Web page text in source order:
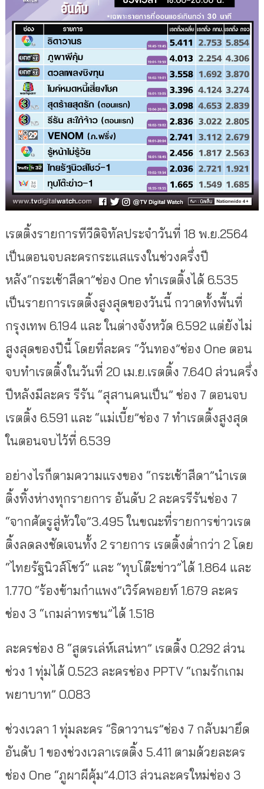
เรตติ้งรายการทีวีดิจิทัลประจำวันที่ 18 พ.ย.2564
เป็นตอนจบละครกระแสแรงในช่วงครึ่งปี
หลัง“กระเช้าสีดา”ช่อง One ทำเรตติ้งได้ 6.535
เป็นรายการเรตติ้งสูงสุดของวันนี้ กวาดทั้งพื้นที่
กรุงเทพ 6.194 และ ในต่างจังหวัด 6.592 แต่ยังไม่
สูงสุดของปีนี้ โดยที่ละคร “วันทอง”ช่อง One ตอน
จบทำเรตติ้งในวันที่ 20 เม.ย.เรตติ้ง 7.640 ส่วนครึ่ง
ปีหลังมีละคร รีรัน “สุสานคนเป็น” ช่อง 7 ตอนจบ
เรตติ้ง 6.591 และ “แม่เบี้ย”ช่อง 7 ทำเรตติ้งสูงสุด
ในตอนจบไว้ที่ 6.539
อย่างไรก็ตามความแรงของ “กระเช้าสีดา”นำเรต
ติ้งทิ้งห่างทุกรายการ อันดับ 2 ละครรีรันช่อง 7
“จากศัตรูสู่หัวใจ”3.495 ในขณะที่รายการข่าวเรต
ติ้งลดลงชัดเจนทั้ง 2 รายการ เรตติ้งต่ำกว่า 2 โดย
“ไทยรัฐนิวส์โชว์” และ “ทุบโต๊ะข่าว”ได้ 1.864 และ
1.770 “ร้องข้ามกำแพง”เวิร์คพอยท์ 1.679 ละคร
ช่อง 3 “เกมล่าทรชน”ได้ 1.518
ละครช่อง 8 “สูตรเล่ห์เสน่หา” เรตติ้ง 0.292 ส่วน
ช่วง 1 ทุ่มได้ 0.523 ละครช่อง PPTV “เกมรักเกม
พยาบาท” 0.083
ช่วงเวลา 1 ทุ่มละคร “ธิดาวานร”ช่อง 7 กลับมายึด
อันดับ 1 ของช่วงเวลาเรตติ้ง 5.411 ตามด้วยละคร
ช่อง One “ภูผาผีคุ้ม”4.013 ส่วนละครใหม่ช่อง 3